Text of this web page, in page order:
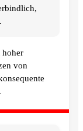
hoher
von